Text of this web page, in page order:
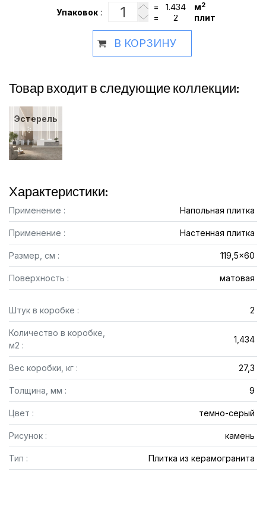
Упаковок :
= м2
= плит
В КОРЗИНУ
Товар входит в следующие коллекции:
Эстерель
Характеристики:
Применение : Напольная плитка
Применение : Настенная плитка
Размер, см : 119,5x60
Поверхность : матовая
Штук в коробке : 2
Количество в коробке,
м2 :
1,434
Вес коробки, кг : 27,3
Толщина, мм : 9
Цвет : темно-серый
Рисунок : камень
Тип : Плитка из керамогранита